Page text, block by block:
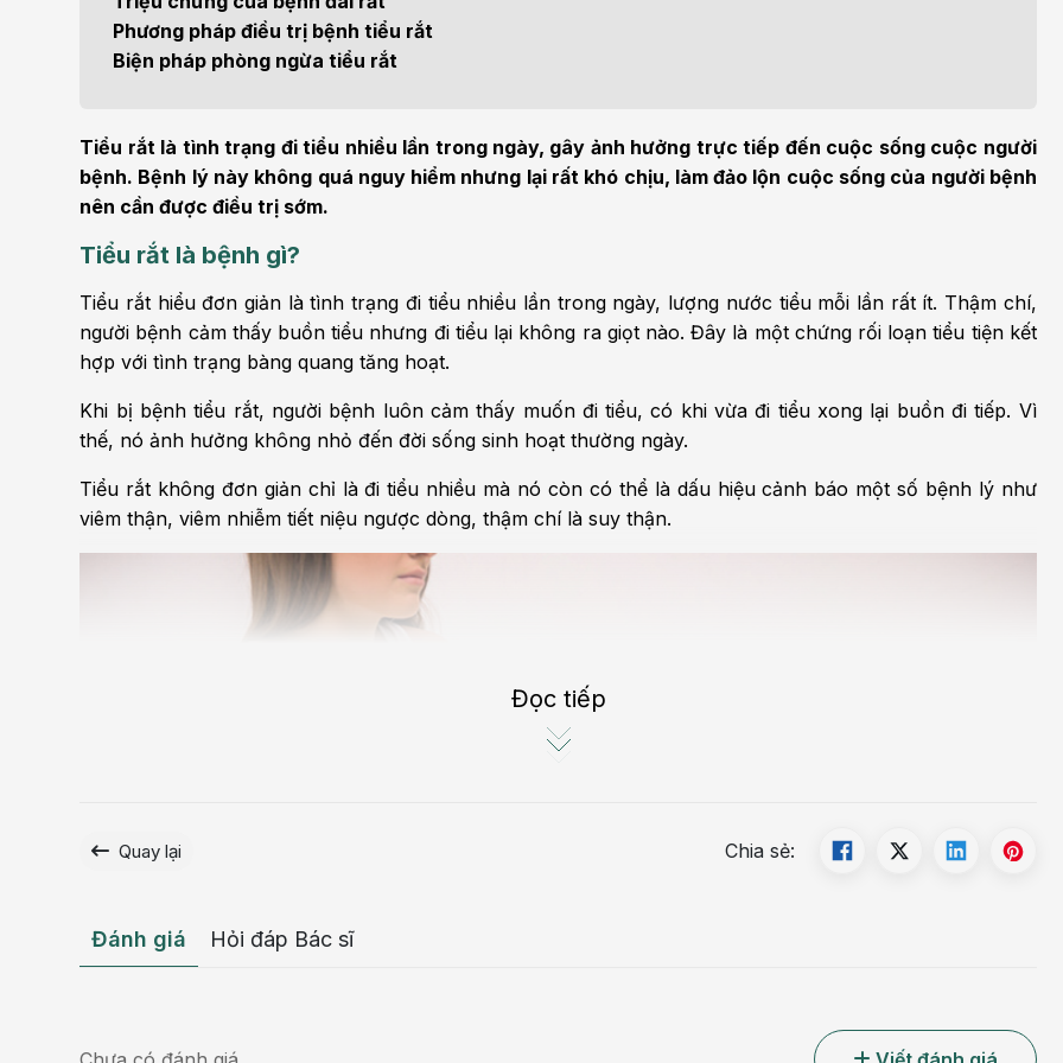
Thẩm mỹ
Nội Tiết
Cấp cứu - Hồi sức tích
cực
Vật lý trị liệu - Phục hồi
chức năng
Tâm lý và sức khỏe tâm
thần
Phương pháp điều trị bệnh tiểu rắt
Biện pháp phòng ngừa tiểu rắt
Tiểu rắt là tình trạng đi tiểu nhiều lần trong ngày, gây ảnh hưởng trực tiếp đến cuộc sống cuộc người
bệnh. Bệnh lý này không quá nguy hiểm nhưng lại rất khó chịu, làm đảo lộn cuộc sống của người bệnh
nên cần được điều trị sớm.
Tiểu rắt là bệnh gì?
Tiểu rắt hiểu đơn giản là tình trạng đi tiểu nhiều lần trong ngày, lượng nước tiểu mỗi lần rất ít. Thậm chí,
người bệnh cảm thấy buồn tiểu nhưng đi tiểu lại không ra giọt nào. Đây là một chứng rối loạn tiểu tiện kết
hợp với tình trạng bàng quang tăng hoạt.
Khi bị bệnh tiểu rắt, người bệnh luôn cảm thấy muốn đi tiểu, có khi vừa đi tiểu xong lại buồn đi tiếp. Vì
thế, nó ảnh hưởng không nhỏ đến đời sống sinh hoạt thường ngày.
Tiểu rắt không đơn giản chỉ là đi tiểu nhiều mà nó còn có thể là dấu hiệu cảnh báo một số bệnh lý như
viêm thận, viêm nhiễm tiết niệu ngược dòng, thậm chí là suy thận.
Đọc tiếp
Quay lại Chia sẻ:
Đánh giá Hỏi đáp Bác sĩ